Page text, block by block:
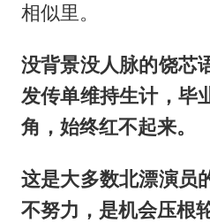
相似里。
没背景没人脉的饶芯
发传单维持生计，毕
角，始终红不起来。
这是大多数北漂演
不努力，是机会压根